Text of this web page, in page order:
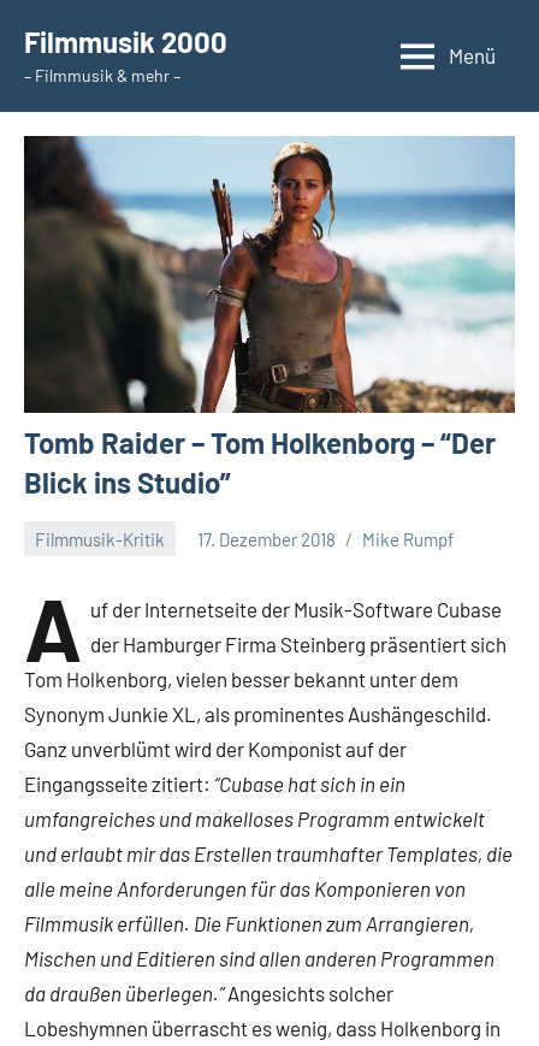
Inhalt
springen
Filmmusik 2000
– Filmmusik & mehr –
Menü
Tomb Raider – Tom Holkenborg – “Der
Blick ins Studio”
Filmmusik-Kritik 17. Dezember 2018 Mike Rumpf
A uf der Internetseite der Musik-Software Cubase
der Hamburger Firma Steinberg präsentiert sich
Tom Holkenborg, vielen besser bekannt unter dem
Synonym Junkie XL, als prominentes Aushängeschild.
Ganz unverblümt wird der Komponist auf der
Eingangsseite zitiert: “Cubase hat sich in ein
umfangreiches und makelloses Programm entwickelt
und erlaubt mir das Erstellen traumhafter Templates, die
alle meine Anforderungen für das Komponieren von
Filmmusik erfüllen. Die Funktionen zum Arrangieren,
Mischen und Editieren sind allen anderen Programmen
da draußen überlegen.”Angesichts solcher
Lobeshymnen überrascht es wenig, dass Holkenborg in